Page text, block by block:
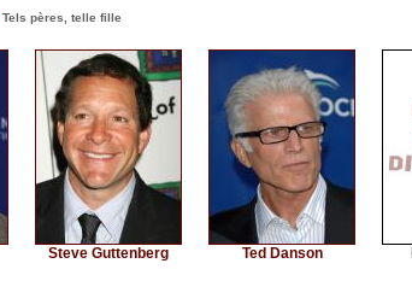
Tels pères, telle fille
Steve Guttenberg Ted Danson